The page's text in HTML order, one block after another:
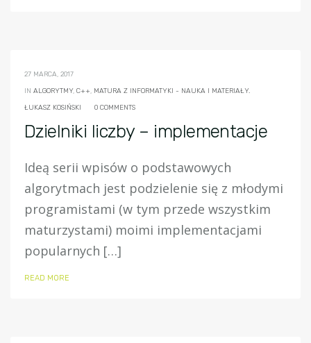
27 MARCA, 2017
IN ALGORYTMY, C++, MATURA Z INFORMATYKI - NAUKA I MATERIAŁY.
ŁUKASZ KOSIŃSKI
0 COMMENTS
Dzielniki liczby – implementacje
Ideą serii wpisów o podstawowych
algorytmach jest podzielenie się z młodymi
programistami (w tym przede wszystkim
maturzystami) moimi implementacjami
popularnych […]
READ MORE